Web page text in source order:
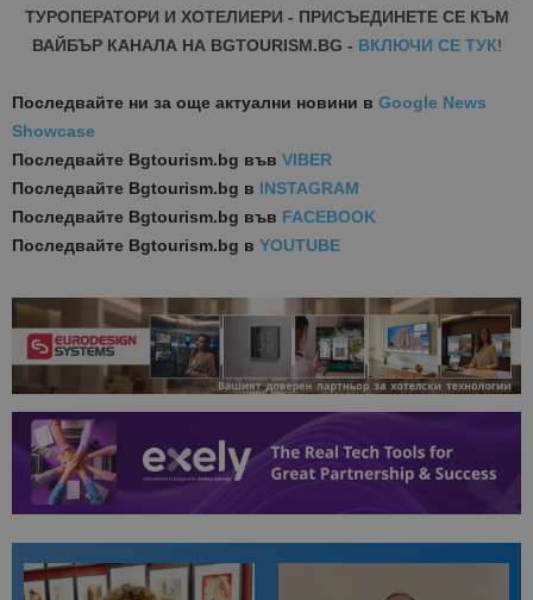
ТУРОПЕРАТОРИ И ХОТЕЛИЕРИ - ПРИСЪЕДИНЕТЕ СЕ КЪМ
ВАЙБЪР КАНАЛА НА BGTOURISM.BG - ВКЛЮЧИ СЕ ТУК!
Последвайте ни за още актуални новини в Google News
Showcase
Последвайте Bgtourism.bg във VIBER
Последвайте Bgtourism.bg в INSTAGRAM
Последвайте Bgtourism.bg във FACEBOOK
Последвайте Bgtourism.bg в YOUTUBE